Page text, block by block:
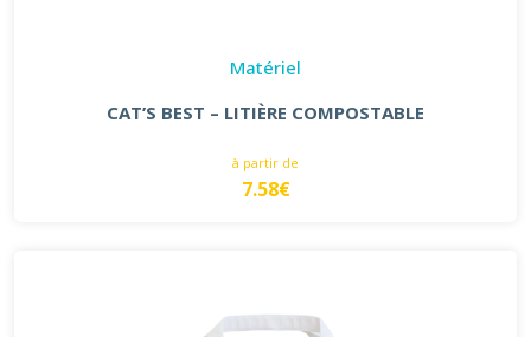
Matériel
CAT’S BEST – LITIÈRE COMPOSTABLE
à partir de
7.58€